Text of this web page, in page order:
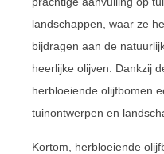
landschappen, waar ze
bijdragen aan de
heerlijke olijven. Dankzij
herbloeiende olijfbomen
tuinontwerpen en
Kortom, herbloeiende